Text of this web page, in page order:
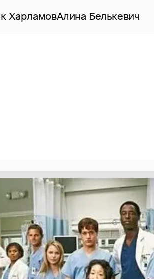
ХарламовАлина Белькевич